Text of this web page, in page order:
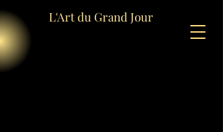
L'Art du Grand Jour